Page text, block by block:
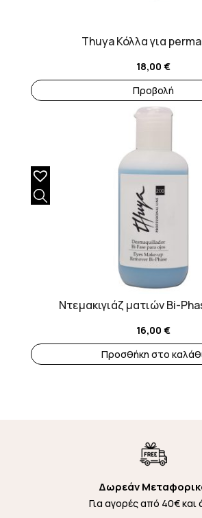
Thuya Κόλλα για
18,00 €
Προβολή
Ντεμακιγιάζ ματιών Bi-
16,00 €
Προσθήκη στο
Δωρεάν
Για αγορές από 40€ και